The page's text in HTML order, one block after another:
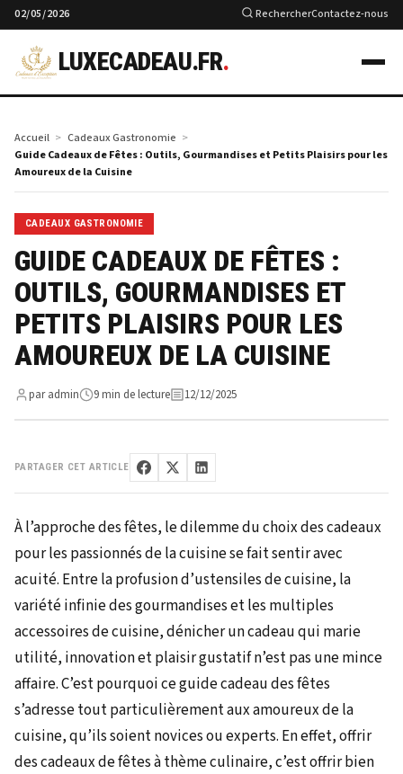
02/05/2026 RechercherContactez-nous
LUXECADEAU.FR.
Accueil
Cadeaux Gastronomie
Guide Cadeaux de Fêtes : Outils, Gourmandises et Petits Plaisirs pour les
Amoureux de la Cuisine
CADEAUX GASTRONOMIE
GUIDE CADEAUX DE FÊTES :
OUTILS, GOURMANDISES ET
PETITS PLAISIRS POUR LES
AMOUREUX DE LA CUISINE
par admin 9 min de lecture 12/12/2025
PARTAGER CET ARTICLE
À l’approche des fêtes, le dilemme du choix des cadeaux
pour les passionnés de la cuisine se fait sentir avec
acuité. Entre la profusion d’ustensiles de cuisine, la
variété infinie des gourmandises et les multiples
accessoires de cuisine, dénicher un cadeau qui marie
utilité, innovation et plaisir gustatif n’est pas une mince
affaire. C’est pourquoi ce guide cadeau des fêtes
s’adresse tout particulièrement aux amoureux de la
cuisine, qu’ils soient novices ou experts. En effet, offrir
des cadeaux de fêtes à thème culinaire, c’est offrir bien